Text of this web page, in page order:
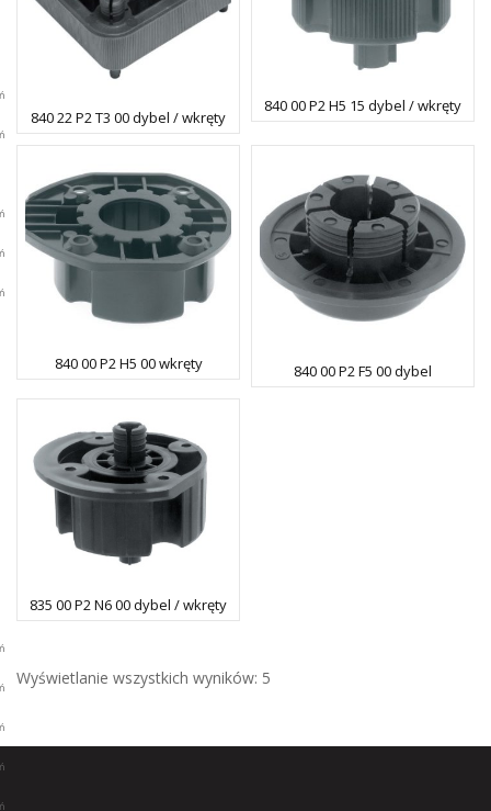
840 22 P2 T3 00 dybel / wkręty
840 00 P2 H5 15 dybel / wkręty
840 00 P2 H5 00 wkręty 840 00 P2 F5 00 dybel
835 00 P2 N6 00 dybel / wkręty
Wyświetlanie wszystkich wyników: 5